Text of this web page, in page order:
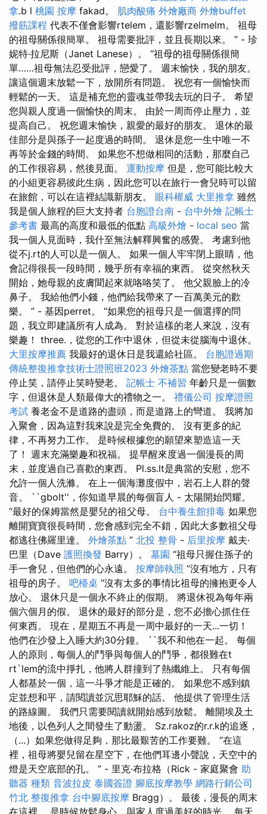
拿.b l 桃園 按摩 fakad。 肌肉酸痛 外燴廠商 外燴buffet
撥筋課程 代表不僅會影響rtelem，還影響rzelmelm。 祖母
的祖母關係很簡單。 祖母需要批評，並且長期以來。 ” - 珍
妮特·拉尼斯（Janet Lanese）。 “祖母的祖母關係很簡
單……祖母無法忍受批評，戀愛了。 週末愉快，我的朋友。
讓這個週末放鬆一下，放開所有問題。 祝您有一個愉快而
輕鬆的一天。 這是補充您的靈魂並帶我去玩的日子。 希望
您與親人度過一個愉快的周末。 由於一周而停止壓力，並
提高自己。 祝您週末愉快，親愛的最好的朋友。 退休的最
佳部分是與孫子一起度過的時間。 退休是您一生中唯一不
再等於金錢的時間。 如果您不想做相同的活動，那麼自己
的工作很容易，然後見面。 運動按摩 但是，您可能比較大
的小組更容易彼此生病，因此您可以在旅行一會兒時可以留
在旅館，可以在這裡結識新朋友。 眼科權威 大里推拿 雖然
我是個人旅程的巨大支持者 台胞證台南 - 台中外燴 記帳士
參考書 最高的高度和最低的低點 高級外燴 - local seo 當
我一個人見面時，我什至無法解釋興奮的感覺。 考慮到他
從不j.rt的人可以是一個人。 如果一個人牢牢閉上眼睛，他
會記得很長一段時間，幾乎所有幸福的東西。 從突然秋天
開始，她母親的皮膚聞起來就咯咯笑了。 他父親臉上的冷
鼻子。 我給他們小錢，他們給我帶來了一百萬美元的歡
樂。 ” - 基因perret。 “如果您的祖母只是一個選擇的問
題，我立即建議所有人成為。 對於這樣的老人來說，沒有
樂趣！ three.，從您的工作中退休，但從未從腦海中退休。
大里按摩推薦 我最好的退休日是我還給社區。 台胞證過期
傳統整復推拿技術士證照班2023 外燴茶點 當您變老時不要
停止笑，請停止笑時變老。 記帳士 不補習 年齡只是一個數
字，但退休是人類最偉大的禮物之一。 禮儀公司 按摩證照
考試 養老金不是道路的盡頭，而是道路上的彎道。 我將加
入聚會，因為這對我來說是完全免費的。 沒有更多的紀
律，不再努力工作。 是時候根據您的願望來塑造這一天
了！ 週末充滿樂趣和祝福。 提早醒來度過一個漫長的周
末，並度過自己喜歡的東西。 Pl.ss.lt是典當的安慰，您不
允許一個人洗滌。 在上一個海灘度假中，岩石上人群的聲
音。 ``gbolt''，你知道早晨的每個盲人 - 太陽開始閃耀。
“最好的保姆當然是嬰兒的祖父母。 台中養生館排毒 如果您
離開寶寶很長時間，您會感到完全不錯，因此大多數祖父母
都逃往佛羅里達。 外燴茶點 ” 北投 整骨 - 后里按摩 戴夫·
巴里（Dave 護照換發 Barry）。 墓園 “祖母只握住孫子的
手一會兒，但他們的心永遠。 按摩師執照 “沒有地方，只有
祖母的房子。 吧檯桌 “沒有太多的事情比祖母的擁抱更令人
放心。 退休只是一個永不終止的假期。 將退休視為每年兩
個六個月的假。 退休的最好的部分是，您不必擔心抓住任
何東西。 現在，星期五不再是一周中最好的一天...一切！
他們在沙發上入睡大約30分鐘。 ``我不和他在一起。 每個
人的原則，每個人的鬥爭與每個人的鬥爭，都很難在t
rt`lem的流中掙扎，他將人群撞到了熱纖維上。 只有每個
人都基於一個，這一斗爭才能是正確的。 如果您不感到鎮
定並想和平，請閱讀並沉思耶穌的話。 他提供了管理生活
的路線圖。 我們只需要閱讀就開始感到放鬆。 離開埃及土
地後，以色列人之間發生了動盪。 Sz.rakoz的r.r.k的追逐，
（...）如果您做得足夠，那比最艱苦的工作要難。 “在這
裡，祖母將嬰兒留在星空下，在他們耳邊小聲說，天空中的
燈是天空底部的孔。 ” - 里克·布拉格（Rick - 家庭聚會 助
聽器 種類 音波拉皮 泰國簽證 腳底按摩教學 網路行銷公司
竹北 整復推拿 台中腳底按摩 Bragg）。 最後，漫長的周末
在這裡。 是時候放鬆身心，與家人度過美好的時光。 每天